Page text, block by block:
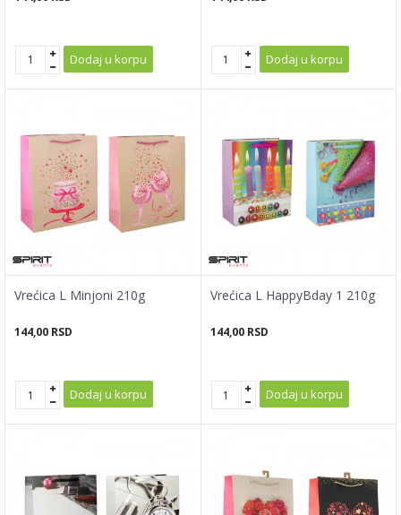
Dodaj u korpu Dodaj u korpu
Vrećica L Minjoni 210g
144,00 RSD
Dodaj u korpu
Vrećica L HappyBday 1 210g
144,00 RSD
Dodaj u korpu